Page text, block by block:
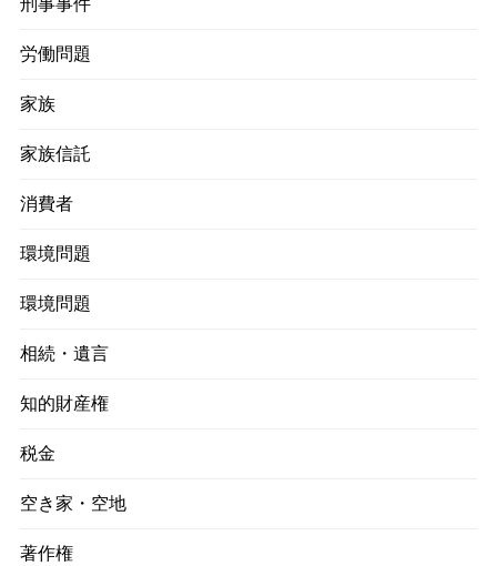
刑事事件
労働問題
家族
家族信託
消費者
環境問題
環境問題
相続・遺言
知的財産権
税金
空き家・空地
著作権